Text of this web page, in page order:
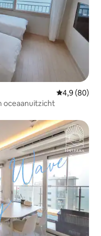
Gemiddelde
4,9 (80)
oceaanuitzicht